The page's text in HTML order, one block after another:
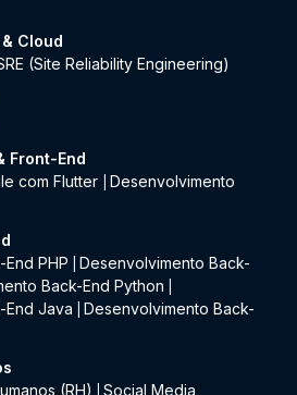
Cloud
(Site Reliability Engineering)
Front-End
com Flutter
Desenvolvimento
PHP
Desenvolvimento Back-
Back-End Python
End Java
Desenvolvimento Back-
(RH)
Social Media